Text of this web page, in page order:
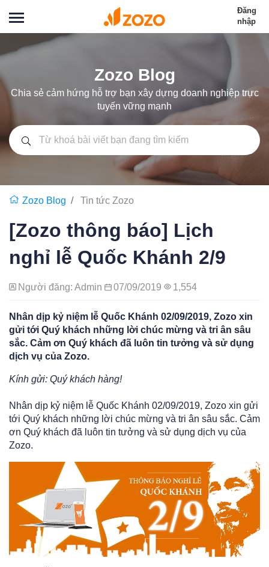
Đăng
nhập
Zozo Blog
Chia sẻ cảm hứng hỗ trợ bạn xây dựng doanh nghiệp trực
tuyến vững mạnh
Zozo Blog Tin tức Zozo
[Zozo thông báo] Lịch
nghỉ lễ Quốc Khánh 2/9
Người đăng: Admin 07/09/2019 1,554
Nhân dịp kỷ niệm lễ Quốc Khánh 02/09/2019, Zozo xin
gửi tới Quý khách những lời chúc mừng và tri ân sâu
sắc. Cảm ơn Quý khách đã luôn tin tưởng và sử dụng
dịch vụ của Zozo.
Kính gửi: Quý khách hàng!
Nhân dịp kỷ niệm lễ Quốc Khánh 02/09/2019, Zozo xin gửi
tới Quý khách những lời chúc mừng và tri ân sâu sắc. Cảm
ơn Quý khách đã luôn tin tưởng và sử dụng dịch vụ của
Zozo.